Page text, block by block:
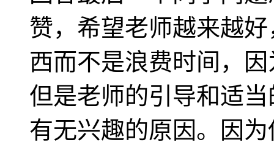
赞，希望老师越来越
西而不是浪费时间，
但是老师的引导和适
有无兴趣的原因。因